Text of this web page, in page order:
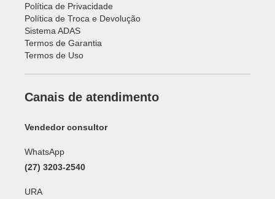
Política de Privacidade
Política de Troca e Devolução
Sistema ADAS
Termos de Garantia
Termos de Uso
Canais de atendimento
Vendedor consultor
WhatsApp
(27) 3203-2540
URA